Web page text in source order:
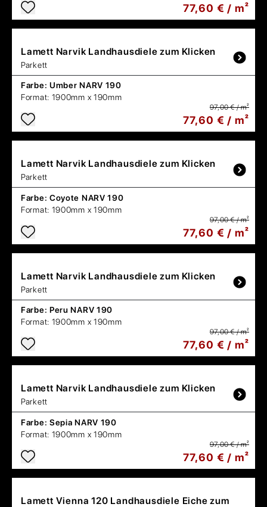
77,60 € / m²
Lamett Narvik Landhausdiele zum Klicken
Parkett
Farbe: Umber NARV 190
Format: 1900mm x 190mm
97,00 € / m²
77,60 € / m²
Lamett Narvik Landhausdiele zum Klicken
Parkett
Farbe: Coyote NARV 190
Format: 1900mm x 190mm
97,00 € / m²
77,60 € / m²
Lamett Narvik Landhausdiele zum Klicken
Parkett
Farbe: Peru NARV 190
Format: 1900mm x 190mm
97,00 € / m²
77,60 € / m²
Lamett Narvik Landhausdiele zum Klicken
Parkett
Farbe: Sepia NARV 190
Format: 1900mm x 190mm
97,00 € / m²
77,60 € / m²
Lamett Vienna 120 Landhausdiele Eiche zum